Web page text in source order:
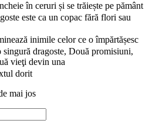
în ceruri și se trăiește pe pământ
este ca un copac fără flori sau
inimile celor ce o împărtășesc
dragoste, Două promisiuni,
vieţi devin una
dorit
mai jos